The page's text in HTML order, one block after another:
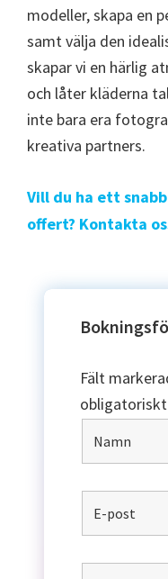
modeller, skapa en
samt välja den
skapar vi en härlig
och låter kläderna
inte bara era
kreativa partners.
Vill du ha ett
offert? Kontakta
Fält
obligatoriskt